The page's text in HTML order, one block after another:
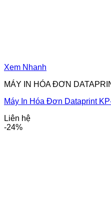
Xem Nhanh
MÁY IN HÓA ĐƠN
Máy In Hóa Đơn Dataprint
Liên hệ
-24%